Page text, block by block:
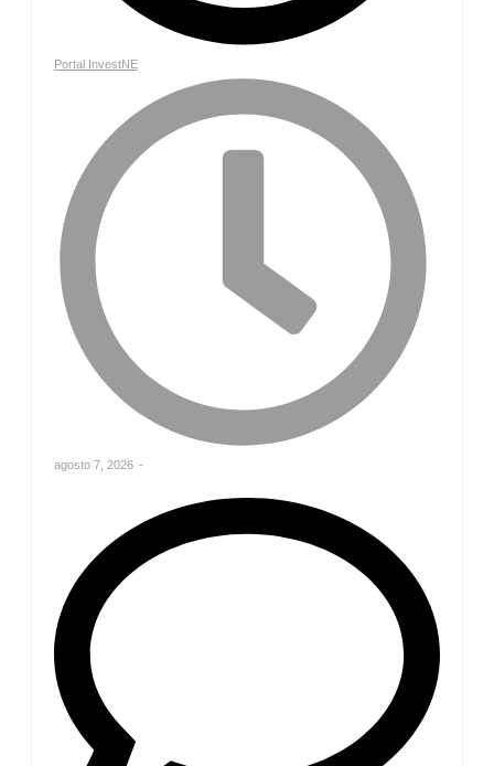
Portal InvestNE
agosto 7, 2026 -